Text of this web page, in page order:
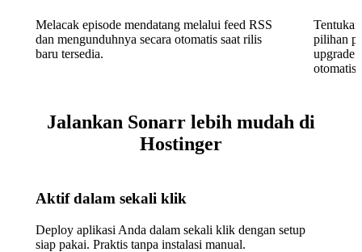
Melacak episode mendatang melalui feed RSS
dan mengunduhnya secara otomatis saat rilis
baru tersedia.
pilihan
upgrade
otomatis
Jalankan Sonarr lebih mudah di
Hostinger
Aktif dalam sekali klik
Deploy aplikasi Anda dalam sekali klik dengan setup
siap pakai. Praktis tanpa instalasi manual.